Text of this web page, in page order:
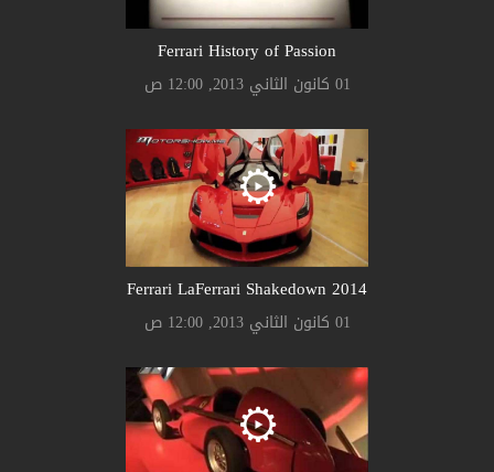
Ferrari History of Passion
01 كانون الثاني 2013, 12:00 ص
Ferrari LaFerrari Shakedown 2014
01 كانون الثاني 2013, 12:00 ص